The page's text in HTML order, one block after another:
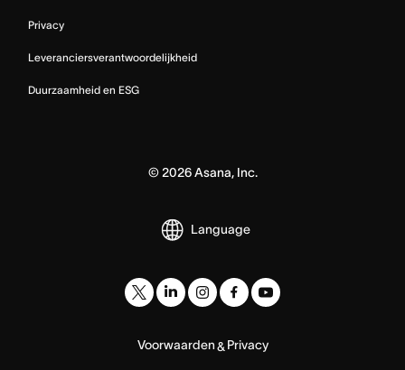
Privacy
Leveranciersverantwoordelijkheid
Duurzaamheid en ESG
©2026Asana, Inc.
Language
Voorwaarden& Privacy